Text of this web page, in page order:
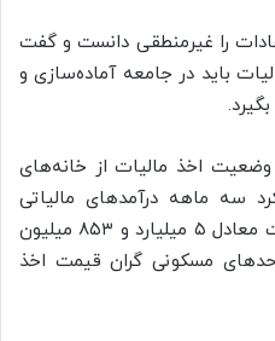
را غیرمنطقی دانست و گفت
باید در جامعه آماده‌سازی و
وضعیت اخذ مالیات از خانه‌های
عملکرد سه ماهه درآمدهای مالیاتی
حاکی از آن است که در این مدت معادل ۵ میلیارد و ۸۵۳ میلیون
واحدهای مسکونی گران قیمت اخذ